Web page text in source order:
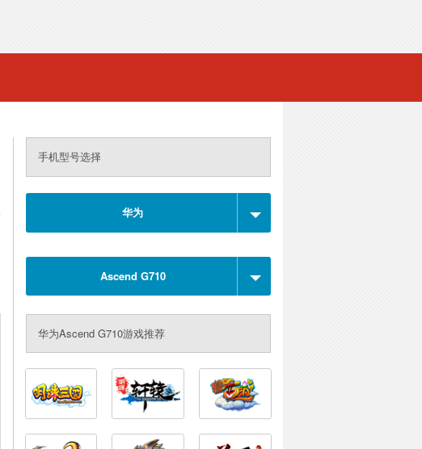
手机型号选择
华为
Ascend G710
华为Ascend G710游戏推荐